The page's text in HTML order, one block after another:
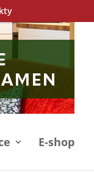
E-shop